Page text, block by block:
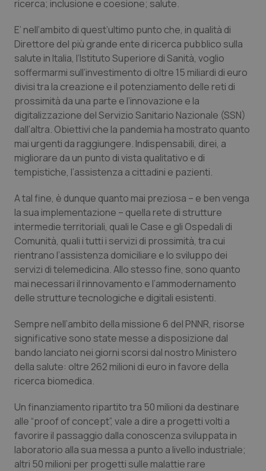
Friuli Venezia Giulia
Lazio
Liguria
Lombardia
Marche
Molise
Piemonte
Provincia Autonoma di Bolzano
Provincia Autonoma di Trento
Puglia
Sardegna
Sicilia
Umbria
Valle D’Aosta
Dermatite Atopica
Diabete & glucometri
Disturbi dell’umore
Dolore
Donna & Salute
Epatiti
HIV
Infezioni & Febbre
Ipertensione & Scompenso
Malattie rare
Malattia di Crohn & Rettocolite Ulcerosa
Neuroscienze & patologie neurodegenerative
Oftalmologia
Oncodermatologia
ricerca; inclusione e coesione; salute.
E’ nell’ambito di quest’ultimo punto che, in qualità di
Direttore del più grande ente di ricerca pubblico sulla
salute in Italia, l’Istituto Superiore di Sanità, voglio
soffermarmi sull’investimento di oltre 15 miliardi di euro
divisi tra la creazione e il potenziamento delle reti di
prossimità da una parte e l’innovazione e la
digitalizzazione del Servizio Sanitario Nazionale (SSN)
dall’altra. Obiettivi che la pandemia ha mostrato quanto
mai urgenti da raggiungere. Indispensabili, direi, a
migliorare da un punto di vista qualitativo e di
tempistiche, l’assistenza a cittadini e pazienti.
A tal fine, è dunque quanto mai preziosa – e ben venga
la sua implementazione – quella rete di strutture
intermedie territoriali, quali le Case e gli Ospedali di
Comunità, quali i tutti i servizi di prossimità, tra cui
rientrano l’assistenza domiciliare e lo sviluppo dei
servizi di telemedicina. Allo stesso fine, sono quanto
mai necessari il rinnovamento e l’ammodernamento
delle strutture tecnologiche e digitali esistenti.
Sempre nell’ambito della missione 6 del PNNR, risorse
significative sono state messe a disposizione dal
bando lanciato nei giorni scorsi dal nostro Ministero
della salute: oltre 262 milioni di euro in favore della
ricerca biomedica.
Un finanziamento ripartito tra 50 milioni da destinare
alle “proof of concept”, vale a dire a progetti volti a
favorire il passaggio dalla conoscenza sviluppata in
laboratorio alla sua messa a punto a livello industriale;
altri 50 milioni per progetti sulle malattie rare